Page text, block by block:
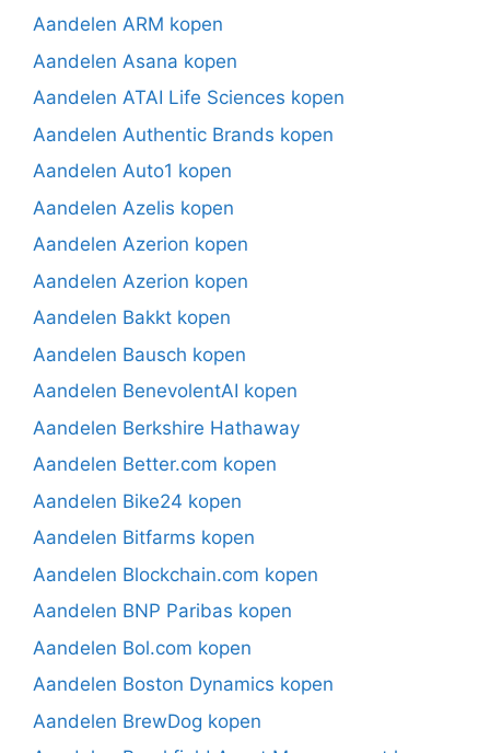
Aandelen ARM kopen
Aandelen Asana kopen
Aandelen ATAI Life Sciences kopen
Aandelen Authentic Brands kopen
Aandelen Auto1 kopen
Aandelen Azelis kopen
Aandelen Azerion kopen
Aandelen Azerion kopen
Aandelen Bakkt kopen
Aandelen Bausch kopen
Aandelen BenevolentAI kopen
Aandelen Berkshire Hathaway
Aandelen Better.com kopen
Aandelen Bike24 kopen
Aandelen Bitfarms kopen
Aandelen Blockchain.com kopen
Aandelen BNP Paribas kopen
Aandelen Bol.com kopen
Aandelen Boston Dynamics kopen
Aandelen BrewDog kopen